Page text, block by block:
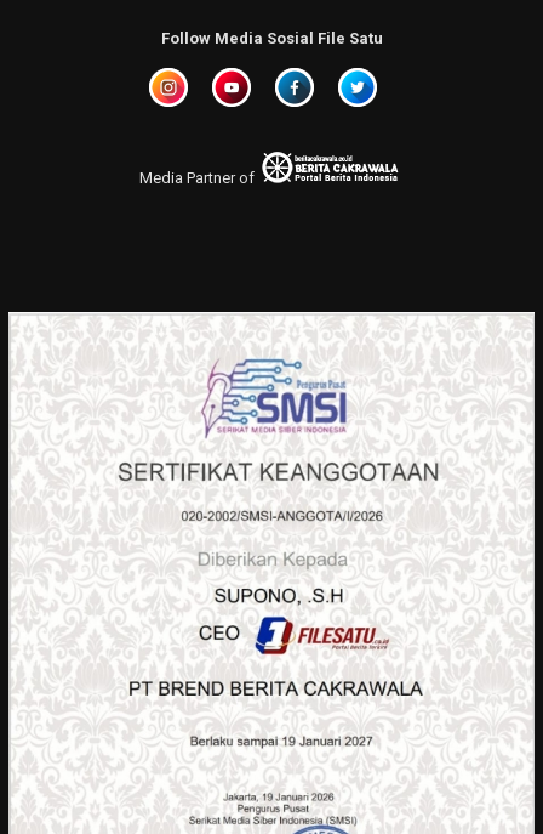
Follow Media Sosial File Satu
Media Partner of